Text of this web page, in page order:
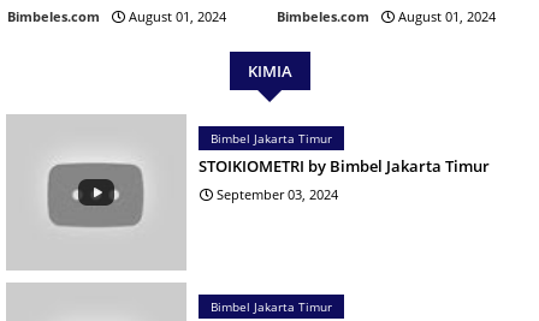
Bimbeles.com August 01, 2024 Bimbeles.com August 01, 2024
KIMIA
Bimbel Jakarta Timur
STOIKIOMETRI by Bimbel Jakarta Timur
September 03, 2024
Bimbel Jakarta Timur